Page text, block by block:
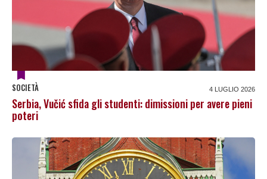
SOCIETÀ 4 LUGLIO 2026
Serbia, Vučić sfida gli studenti: dimissioni per avere pieni
poteri